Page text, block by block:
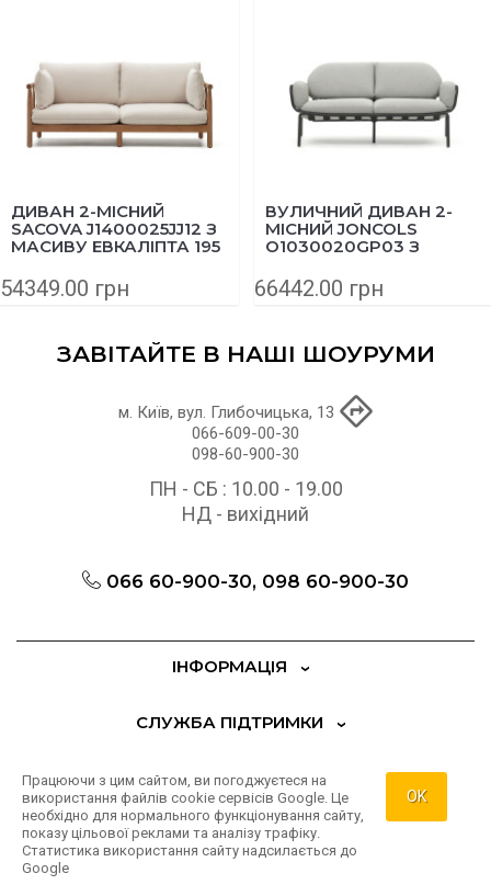
ДИВАН 2-МІСНИЙ
SACOVA J1400025JJ12 З
МАСИВУ ЕВКАЛІПТА 195
54349.00 грн
ВУЛИЧНИЙ ДИВАН 2-
МІСНИЙ JONCOLS
O1030020GP03 З
66442.00 грн
ЗАВІТАЙТЕ В НАШІ ШОУРУМИ
м. Київ, вул. Глибочицька, 13
066-609-00-30
098-60-900-30
ПН - СБ : 10.00 - 19.00
НД - вихідний
066 60-900-30, 098 60-900-30
ІНФОРМАЦІЯ
СЛУЖБА ПІДТРИМКИ
ДОДАТКОВО
ОСОБИСТИЙ КАБІНЕТ
Працюючи з цим сайтом, ви погоджуєтеся на
використання файлів cookie сервісів Google. Це
необхідно для нормального функціонування сайту,
показу цільової реклами та аналізу трафіку.
Статистика використання сайту надсилається до
Google
OK